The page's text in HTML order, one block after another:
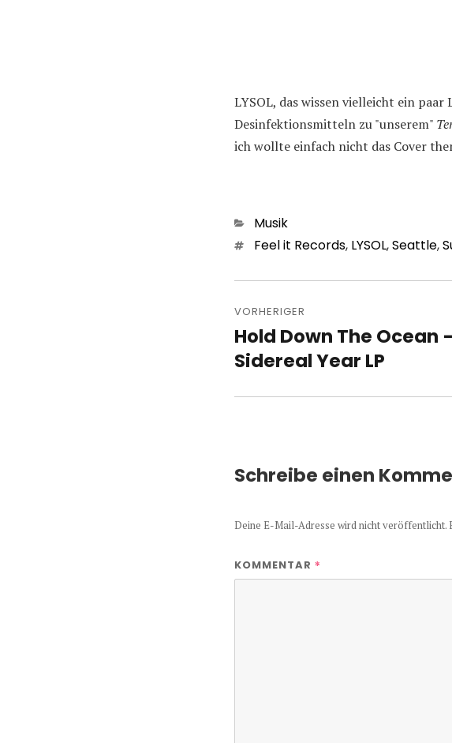
LYSOL, das wissen vielleicht ein
Desinfektionsmitteln zu "unserem"
ich wollte einfach nicht das Cover
Kategorien
Musik
Schlagwörter
Feel it Records, LYSOL,Seattle,
VORHERIGER
Vorheriger
Beitrag:
Hold Down The Ocean
Sidereal Year LP
Schreibe einen
Deine E-Mail-Adresse wird nicht veröffentlicht.
KOMMENTAR *